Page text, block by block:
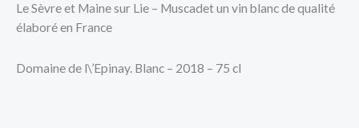
Le Sèvre et Maine sur Lie – Muscadet un vin blanc de qualité
élaboré en France
Domaine de l\’Epinay. Blanc – 2018 – 75 cl